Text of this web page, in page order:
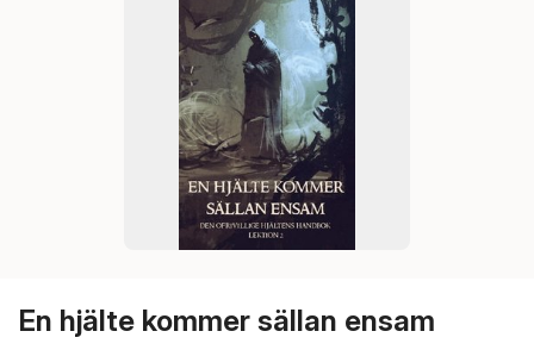
En hjälte kommer sällan ensam